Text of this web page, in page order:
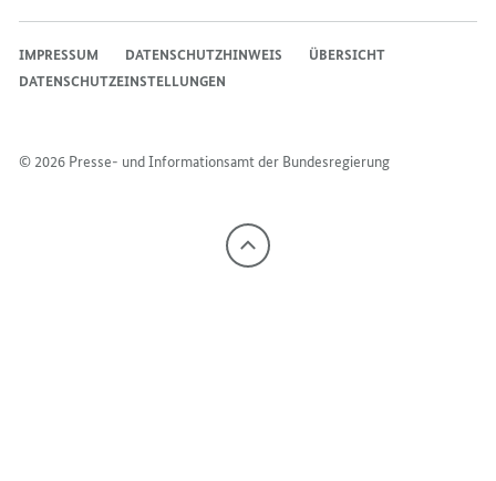
© 2026 Presse- und Informationsamt der Bundesregierung
IMPRESSUM DATENSCHUTZHINWEIS
ÜBERSICHT
DATENSCHUTZEINSTELLUNGEN
Nach
oben